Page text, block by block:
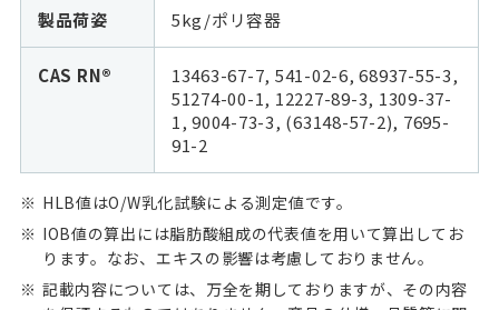
製品荷姿 5kg/ポリ容器
CAS RN®
13463-67-7, 541-02-6, 68937-55-3,
51274-00-1, 12227-89-3, 1309-37-
1, 9004-73-3, (63148-57-2), 7695-
91-2
HLB値はO/W乳化試験による測定値です。
IOB値の算出には脂肪酸組成の代表値を用いて算出してお
ります。なお、エキスの影響は考慮しておりません。
記載内容については、万全を期しておりますが、その内容